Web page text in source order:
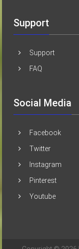
Support
Support
FAQ
Social Media
Facebook
Twitter
Instagram
Pinterest
Youtube